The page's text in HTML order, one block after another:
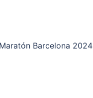
Maratón Barcelona 2024